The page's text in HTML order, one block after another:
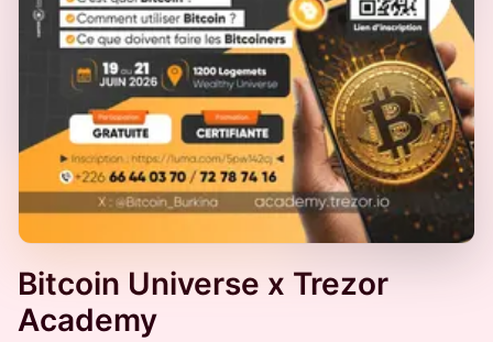
Bitcoin Universe x Trezor
Academy